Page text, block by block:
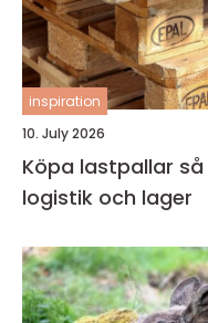
inspiration
10. July 2026
Köpa lastpallar så väljer företag rätt pall för
logistik och lager